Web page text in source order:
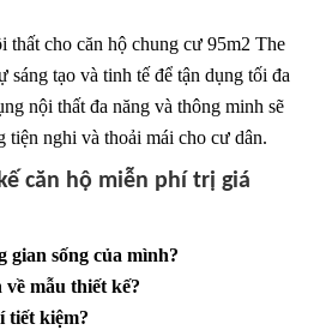
thất cho căn hộ chung cư 95m2 The
sáng tạo và tinh tế để tận dụng tối đa
nội thất đa năng và thông minh sẽ
tiện nghi và thoải mái cho cư dân.
căn hộ miễn phí trị giá
gian sống của mình?
mẫu thiết kế?
tiết kiệm?